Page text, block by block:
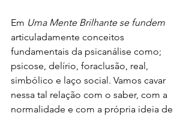
Em Uma Mente Brilhante se fundem
articuladamente conceitos
fundamentais da psicanálise como;
psicose, delírio, foraclusão, real,
simbólico e laço social. Vamos cavar
nessa tal relação com o saber, com a
normalidade e com a própria ideia de